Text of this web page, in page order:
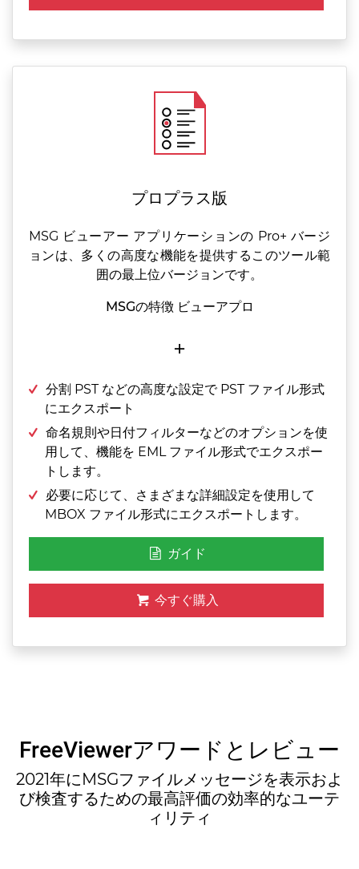
プロプラス版
MSG ビューアー アプリケーションの Pro+ バージ
ョンは、多くの高度な機能を提供するこのツール範
囲の最上位バージョンです。
MSGの特徴 ビューアプロ
+
分割 PST などの高度な設定で PST ファイル形式
にエクスポート
命名規則や日付フィルターなどのオプションを使
用して、機能を EML ファイル形式でエクスポー
トします。
必要に応じて、さまざまな詳細設定を使用して
MBOX ファイル形式にエクスポートします。
ガイド
今すぐ購入
FreeViewerアワードとレビュー
2021年にMSGファイルメッセージを表示およ
び検査するための最高評価の効率的なユーテ
ィリティ